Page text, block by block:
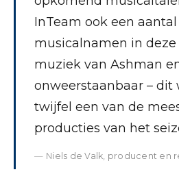
InTeam ook een
musicalnamen in deze
muziek van Ashman
onweerstaanbaar – dit
twijfel een van de
producties van het
Niels de Valk, producent en